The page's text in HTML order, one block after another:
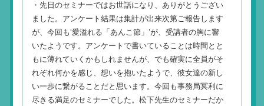
・先日のセミナーではお世話になり、ありがとうござい
ました。アンケート結果は集計が出来次第ご報告します
が、今回も‘愛溢れる「あんこ節」’が、受講者の胸に響
いたようです。アンケートで書いていることは時間とと
もに薄れていくかもしれませんが、でも確実に全員がそ
れぞれ何かを感じ、想いを抱いたようで、彼女達の新し
い一歩に繋がることだと思います。今回も事務局冥利に
尽きる満足のセミナーでした。松下先生のセミナーだか